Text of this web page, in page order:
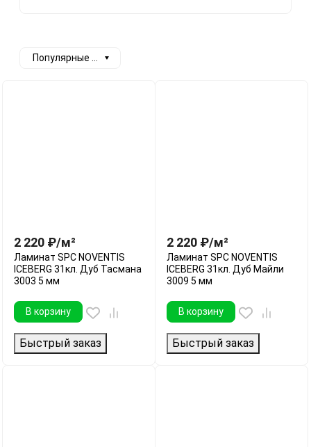
Популярные сначала
2 220 ₽/м²
Ламинат SPC NOVENTIS
ICEBERG 31кл. Дуб Тасмана
3003 5 мм
В корзину
Быстрый заказ
2 220 ₽/м²
Ламинат SPC NOVENTIS
ICEBERG 31кл. Дуб Майли
3009 5 мм
В корзину
Быстрый заказ